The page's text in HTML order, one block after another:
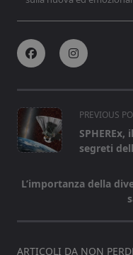
<span
class="nav-
subtitle
reader-
PREVIOUS
segreti
L’importanza della
ARTICOLI DA NON